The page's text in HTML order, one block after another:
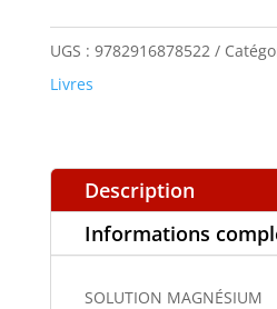
UGS : 9782916878522
Livres
Description
Informations
SOLUTION MAGNÉSIUM